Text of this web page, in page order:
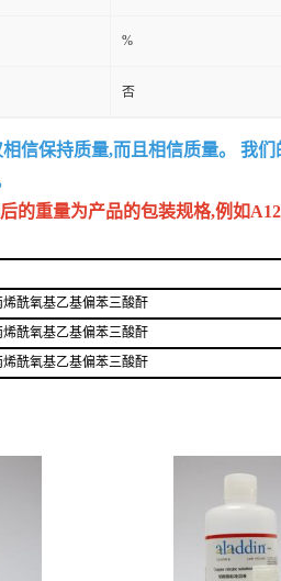
%
否
信保持质量,而且相信质量。 我
的重量为产品的包装规格,例如
烯酰氧基乙基偏苯三酸酐
烯酰氧基乙基偏苯三酸酐
烯酰氧基乙基偏苯三酸酐